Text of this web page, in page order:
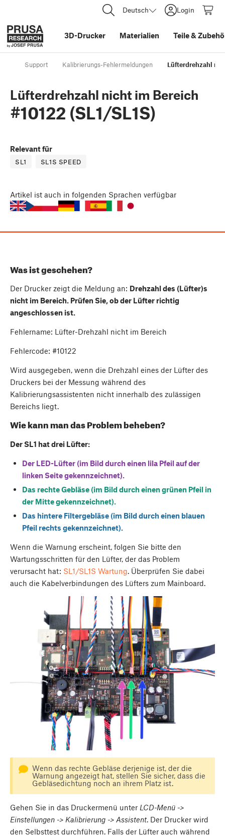
Deutsch Login
3D-Drucker Materialien Teile&
Support Kalibrierungs-Fehlermeldungen Lüfterdrehzahl
Lüfterdrehzahl nicht im Bereich
#10122 (SL1/SL1S)
Relevant für
SL1 SL1S SPEED
Artikel ist auch in folgenden Sprachen verfügbar
Was ist geschehen?
Der Drucker zeigt die Meldung an: Drehzahl des (Lüfter)s
nicht im Bereich. Prüfen Sie, ob der Lüfter richtig
angeschlossen ist.
Fehlername: Lüfter-Drehzahl nicht im Bereich
Fehlercode: #10122
Wird ausgegeben, wenn die Drehzahl eines der Lüfter des
Druckers bei der Messung während des
Kalibrierungsassistenten nicht innerhalb des zulässigen
Bereichs liegt.
Wie kann man das Problem beheben?
Der SL1 hat drei Lüfter:
Der LED-Lüfter (im Bild durch einen lila Pfeil auf der
linken Seite gekennzeichnet).
Das rechte Gebläse (im Bild durch einen grünen Pfeil in
der Mitte gekennzeichnet).
Das hintere Filtergebläse (im Bild durch einen blauen
Pfeil rechts gekennzeichnet).
Wenn die Warnung erscheint, folgen Sie bitte den
Wartungsschritten für den Lüfter, der das Problem
verursacht hat: SL1/SL1S Wartung. Überprüfen Sie dabei
auch die Kabelverbindungen des Lüfters zum Mainboard.
Wenn das rechte Gebläse derjenige ist, der die
Warnung angezeigt hat, stellen Sie sicher, dass die
Gebläsedichtung noch an ihrem Platz ist.
Gehen Sie in das Druckermenü unter LCD-Menü ->
Einstellungen -> Kalibrierung -> Assistent. Der Drucker wird
den Selbsttest durchführen. Falls der Lüfter auch während